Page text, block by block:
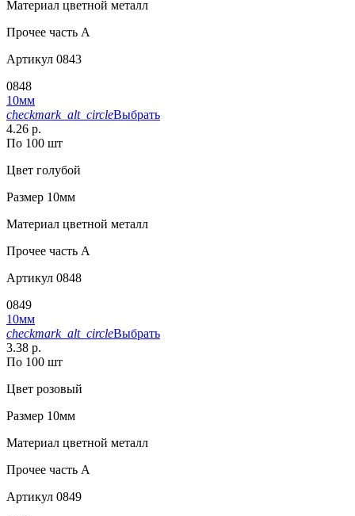
Материал цветной металл
Прочее часть A
Артикул 0843
0848
10мм
checkmark_alt_circleВыбрать
4.26 р.
По 100 шт
Цвет голубой
Размер 10мм
Материал цветной металл
Прочее часть A
Артикул 0848
0849
10мм
checkmark_alt_circleВыбрать
3.38 р.
По 100 шт
Цвет розовый
Размер 10мм
Материал цветной металл
Прочее часть A
Артикул 0849